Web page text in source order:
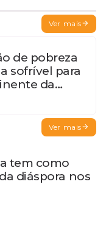
Ver mais
de pobreza
sofrível para
da
do Quinto
Ver mais
tem como
diáspora nos